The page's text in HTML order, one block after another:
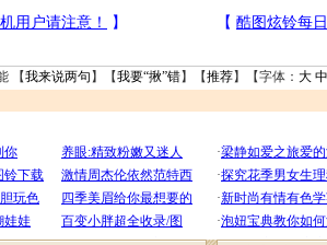
【我来说两句 】【我要“揪”错】【推荐】【字体： 大 中